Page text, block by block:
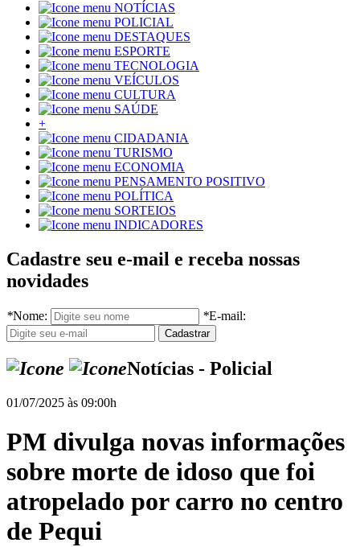
NOTÍCIAS
POLICIAL
DESTAQUES
ESPORTE
TECNOLOGIA
VEÍCULOS
CULTURA
SAÚDE
+
CIDADANIA
TURISMO
ECONOMIA
PENSAMENTO POSITIVO
POLÍTICA
SORTEIOS
INDICADORES
Cadastre seu e-mail e receba nossas
novidades
*Nome: *E-mail:
Notícias - Policial
01/07/2025 às 09:00h
PM divulga novas informações
sobre morte de idoso que foi
atropelado por carro no centro
de Pequi